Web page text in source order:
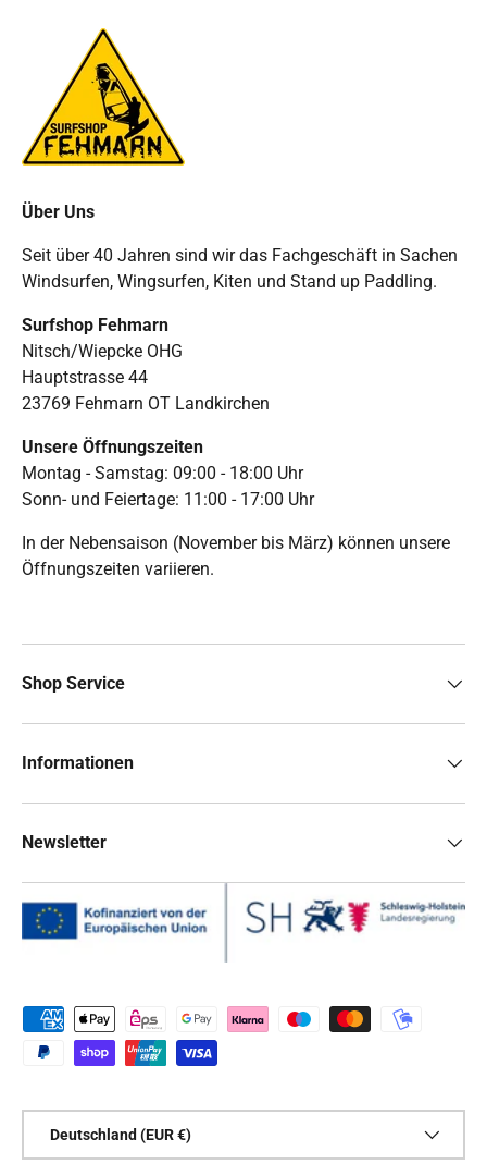
Über Uns
Seit über 40 Jahren sind wir das Fachgeschäft in Sachen
Windsurfen, Wingsurfen, Kiten und Stand up Paddling.
Surfshop Fehmarn
Nitsch/Wiepcke OHG
Hauptstrasse 44
23769 Fehmarn OT Landkirchen
Unsere Öffnungszeiten
Montag - Samstag: 09:00 - 18:00 Uhr
Sonn- und Feiertage: 11:00 - 17:00 Uhr
In der Nebensaison (November bis März) können unsere
Öffnungszeiten variieren.
Shop Service
Informationen
Newsletter
Zahlungsmethoden
Deutschland (EUR €)